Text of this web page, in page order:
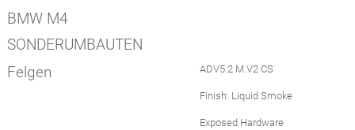
BMW M4
SONDERUMBAUTEN
Felgen
ADV5.2 M.V2 CS
Finish: Liquid Smoke
Exposed Hardware